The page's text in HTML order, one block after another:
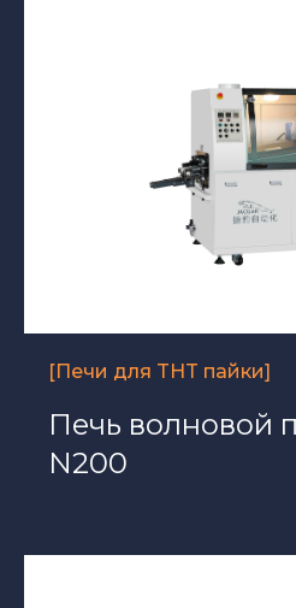
[Печи для THT пайки]
Печь волновой
N200